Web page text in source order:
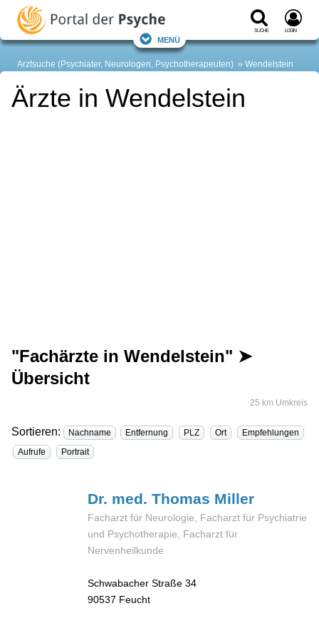
Suche Login
Menü
Arztsuche (Psychiater, Neurologen, Psychotherapeuten) Wendelstein
Ärzte in Wendelstein
"Fachärzte in Wendelstein" ➤
Übersicht
25 km Umkreis
Sortieren: Nachname Entfernung PLZ Ort
Empfehlungen
Aufrufe
Portrait
Dr. med. Thomas Miller
Facharzt für Neurologie, Facharzt für Psychiatrie
und Psychotherapie, Facharzt für
Nervenheilkunde
Schwabacher Straße 34
90537 Feucht